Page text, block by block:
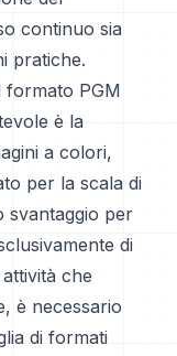
continuo sia
pratiche.
PGM
è la
a colori,
per la scala di
svantaggio per
di
che
è necessario
di formati